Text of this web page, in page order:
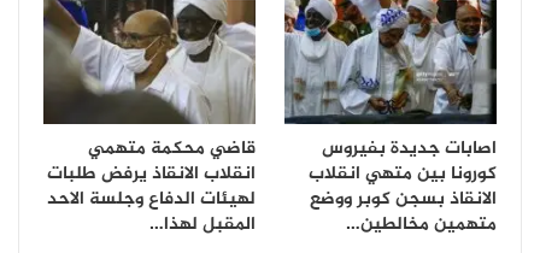
اصابات جديدة بفيروس
كورونا بين متهي انقلاب
الانقاذ بسجن كوبر ووضع
متهمين مخالطين…
قاضي محكمة متهمي
انقلاب الانقاذ يرفض طلبات
لهيئات الدفاع وجلسة الاحد
المقبل لهذا…